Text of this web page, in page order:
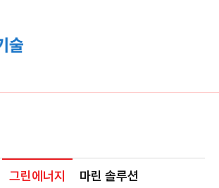
그린에너지 마린 솔루션